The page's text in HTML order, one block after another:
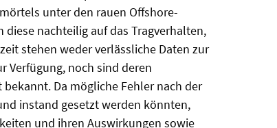
unter den rauen Offshore-
nachteilig auf das Tragverhalten,
stehen weder verlässliche Daten zur
Verfügung, noch sind deren
Da mögliche Fehler nach der
instand gesetzt werden könnten,
und ihren Auswirkungen sowie